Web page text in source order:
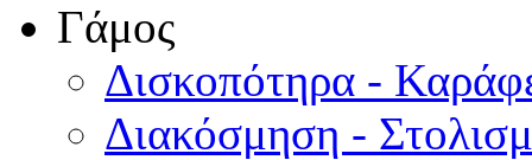
Γάμος
Δισκοπότηρα -
Διακόσμηση -